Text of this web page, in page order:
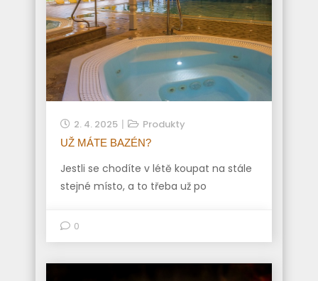
2. 4. 2025 Produkty
UŽ MÁTE BAZÉN?
Jestli se chodíte v létě koupat na stále
stejné místo, a to třeba už po
0